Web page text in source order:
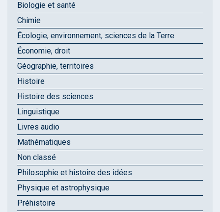
Biologie et santé
Chimie
Écologie, environnement, sciences de la Terre
Économie, droit
Géographie, territoires
Histoire
Histoire des sciences
Linguistique
Livres audio
Mathématiques
Non classé
Philosophie et histoire des idées
Physique et astrophysique
Préhistoire